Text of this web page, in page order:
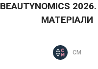
BEAUTYNOMICS
МАТЕРІАЛИ
СМ